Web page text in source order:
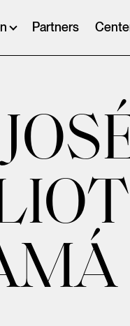
Partners